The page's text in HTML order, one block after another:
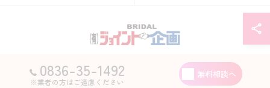
0836-35-1492
※業者の方はご遠慮ください
無料相談へ
© 2026 山口県宇部市の結婚相談所なら有限会社ジョイント企画 ALL RIGHTS
RESERVED.